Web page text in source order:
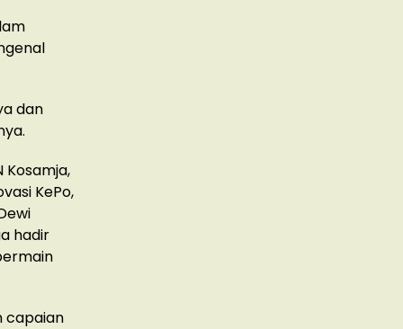
dan
KePo,
hadir
capaian